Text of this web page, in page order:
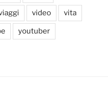
video vita
youtuber